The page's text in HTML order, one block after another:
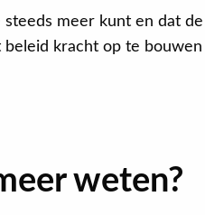
steeds meer kunt en dat de
kracht op te bouwen
weten?